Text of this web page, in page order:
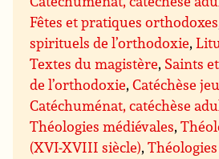
Fêtes et pratiques orthodoxes
spirituels de l’orthodoxie,
Textes du magistère, Saints
de l’orthodoxie,Catéchèse
Catéchuménat, catéchèse
Théologies médiévales,
(XVI-XVIII siècle),